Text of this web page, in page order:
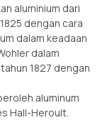
aluminium dari
dengan cara
dalam keadaan
dalam
1827 dengan
aluminum
Hall-Heroult.